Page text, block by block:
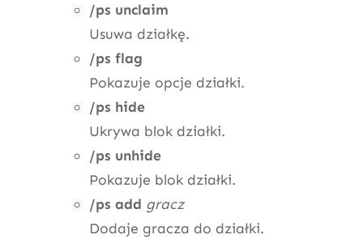
/ps unclaim
Usuwa działkę.
/ps flag
Pokazuje opcje działki.
/ps hide
Ukrywa blok działki.
/ps unhide
Pokazuje blok działki.
/ps add gracz
Dodaje gracza do działki.